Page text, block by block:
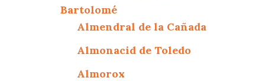
Bartolomé
Almendral de la Cañada
Almonacid de Toledo
Almorox